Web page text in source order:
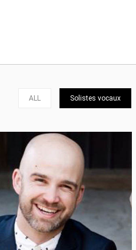
ALL Solistes vocaux